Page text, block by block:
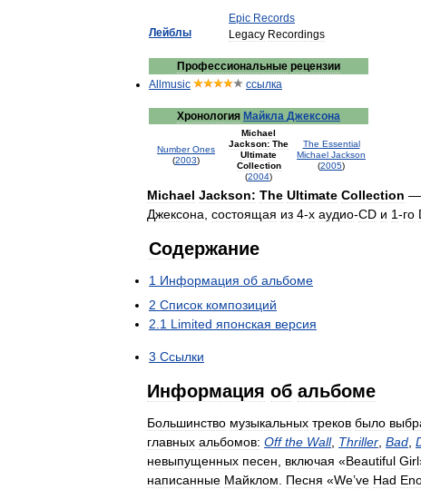
Лейблы
Epic Records
Legacy Recordings
Профессиональные рецензии
Allmusic
ccылка
Хронология Майкла Джексона
Number Ones
(2003)
Michael
Jackson: The
Ultimate
Collection
(2004)
The Essential
Michael Jackson
(2005)
Michael Jackson: The Ultimate Collection —
Джексона состоящая из 4-х аудио-CD и 1-го
Содержание
1 Информация об альбоме
2 Список композиций
2 1 Limited японская версия
3 Ссылки
Информация об альбоме
Большинство музыкальных треков было
главных альбомов: Off the Wall, Thriller Bad
невыпущенных песен включая «Beautiful Girl
написанные Майклом Песня «We’ve Had